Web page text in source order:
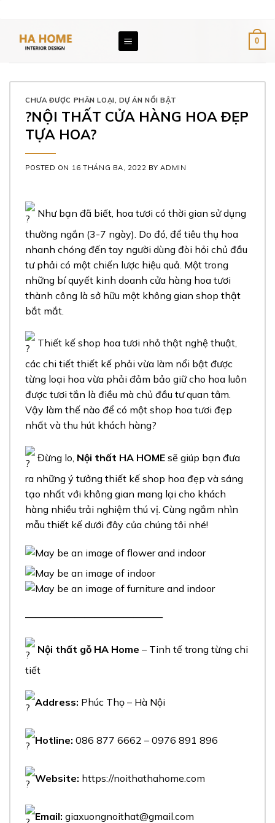
content
0
CHƯA ĐƯỢC PHÂN LOẠI, DỰ ÁN NỔI BẬT
?NỘI THẤT CỬA HÀNG HOA ĐẸP
TỰA HOA?
POSTED ON 16 THÁNG BA, 2022 BYADMIN
Như bạn đã biết, hoa tươi có thời gian sử dụng
thường ngắn (3-7 ngày). Do đó, để tiêu thụ hoa
nhanh chóng đến tay người dùng đòi hỏi chủ đầu
tư phải có một chiến lược hiệu quả. Một trong
những bí quyết kinh doanh cửa hàng hoa tươi
thành công là sở hữu một không gian shop thật
bắt mắt.
Thiết kế shop hoa tươi nhỏ thật nghệ thuật,
các chi tiết thiết kế phải vừa làm nổi bật được
từng loại hoa vừa phải đảm bảo giữ cho hoa luôn
được tươi tắn là điều mà chủ đầu tư quan tâm.
Vậy làm thế nào để có một shop hoa tươi đẹp
nhất và thu hút khách hàng?
Đừng lo, Nội thất HA HOME sẽ giúp bạn đưa
ra những ý tưởng thiết kế shop hoa đẹp và sáng
tạo nhất với không gian mang lại cho khách
hàng nhiều trải nghiệm thú vị. Cùng ngắm nhìn
mẫu thiết kế dưới đây của chúng tôi nhé!
——————————————
Nội thất gỗ HA Home – Tinh tế trong từng chi
tiết
Address: Phúc Thọ – Hà Nội
Hotline: 086 877 6662 – 0976 891 896
Website: https://noithathahome.com
Email: giaxuongnoithat@gmail.com